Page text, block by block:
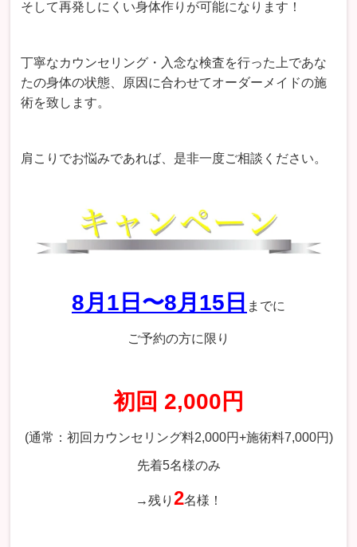
そして再発しにくい身体作りが可能になります！
丁寧なカウンセリング・入念な検査を行った上であな
たの身体の状態、原因に合わせてオーダーメイドの施
術を致します。
肩こりでお悩みであれば、是非一度ご相談ください。
8月1日〜8月15日 までに
ご予約の方に限り
初回 2,000円
(通常：初回カウンセリング料2,000円+施術料7,000円)
先着5名様のみ
→残り 2名様！